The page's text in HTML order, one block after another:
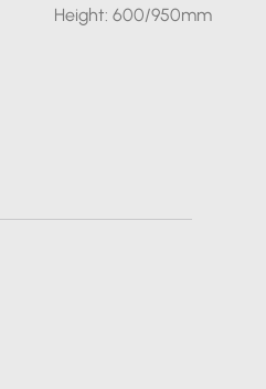
Height: 600/950mm